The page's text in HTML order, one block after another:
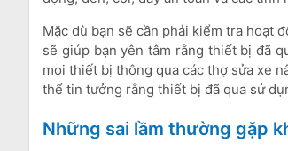
Mặc dù bạn sẽ cần phải kiểm tra hoạt
sẽ giúp bạn yên tâm rằng thiết bị đã
mọi thiết bị thông qua các thợ sửa xe
thể tin tưởng rằng thiết bị đã qua sử
Những sai lầm thường gặp